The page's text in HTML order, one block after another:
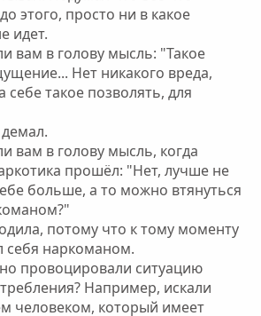
этого, просто ни в какое
идет.
вам в голову мысль: "Такое
Нет никакого вреда,
себе такое позволять, для
демал.
вам в голову мысль, когда
прошёл: "Нет, лучше не
больше, а то можно втянуться
потому что к тому моменту
себя наркоманом.
провоцировали ситуацию
Например, искали
человеком, который имеет